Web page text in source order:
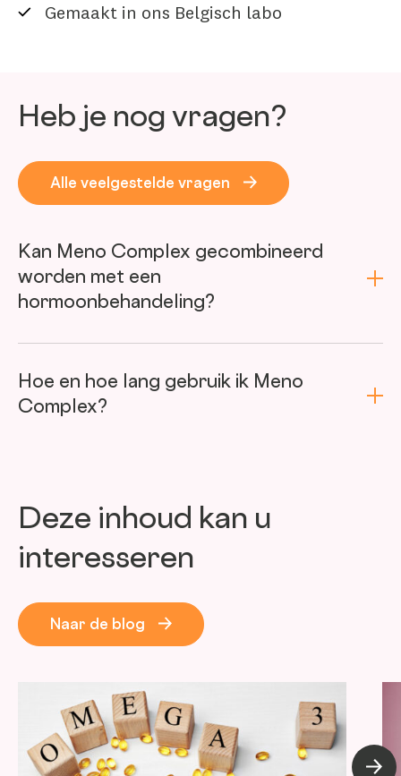
Gemaakt in ons Belgisch labo
Heb je nog vragen?
Alle veelgestelde vragen
Kan Meno Complex gecombineerd
worden met een
hormoonbehandeling?
Hoe en hoe lang gebruik ik Meno
Complex?
Deze inhoud kan u
interesseren
Naar de blog